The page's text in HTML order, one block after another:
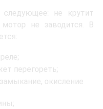
следующее: не крутит
не заводится. В
перегореть;
окисление